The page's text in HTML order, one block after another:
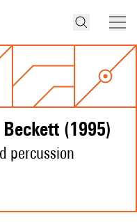
(1995)
percussion